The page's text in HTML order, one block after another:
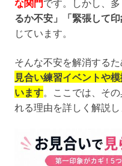
な関門です。しかし、
るか不安」「緊張して
じています。
そんな不安を解消する
見合い練習イベントや
います。ここでは、そ
れる理由を詳しく解説し